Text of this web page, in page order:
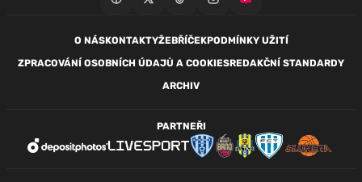
O NÁSKONTAKTYŽEBŘÍČEKPODMÍNKY UŽITÍ
ZPRACOVÁNÍ OSOBNÍCH ÚDAJŮ A COOKIESREDAKČNÍ STANDARDY
ARCHIV
PARTNEŘI